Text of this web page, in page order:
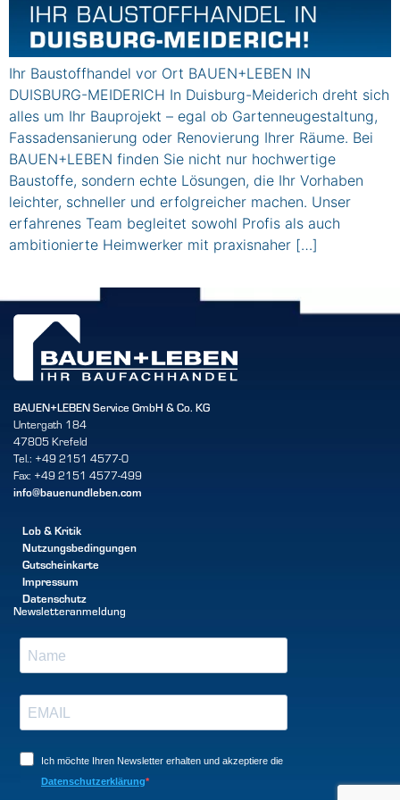
Ihr Baustoffhandel vor Ort BAUEN+LEBEN IN
DUISBURG-MEIDERICH In Duisburg-Meiderich dreht sich
alles um Ihr Bauprojekt – egal ob Gartenneugestaltung,
Fassadensanierung oder Renovierung Ihrer Räume. Bei
BAUEN+LEBEN finden Sie nicht nur hochwertige
Baustoffe, sondern echte Lösungen, die Ihr Vorhaben
leichter, schneller und erfolgreicher machen. Unser
erfahrenes Team begleitet sowohl Profis als auch
ambitionierte Heimwerker mit praxisnaher […]
BAUEN+LEBEN Service GmbH & Co. KG
Untergath 184
47805 Krefeld
Tel.: +49 2151 4577-0
Fax: +49 2151 4577-499
info@bauenundleben.com
Lob & Kritik
Nutzungsbedingungen
Gutscheinkarte
Impressum
Datenschutz
Newsletteranmeldung
Ich möchte Ihren Newsletter erhalten und akzeptiere die
Datenschutzerklärung